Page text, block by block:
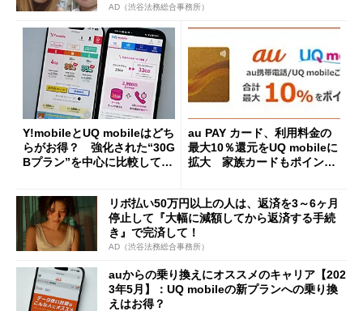
AD（渋谷法務総合事務所）
Y!mobileとUQ mobileはどち
らがお得？ 強化された“30G
Bプラン”を中心に比較してみ
au PAY カード、利用料金の
最大10％還元をUQ mobileに
拡大 家族カードもポイント
リボ払い50万円以上の人は、返済を3～6ヶ月
停止して『大幅に減額してから返済する手続
き』で完済して！
AD（渋谷法務総合事務所）
auからの乗り換えにオススメのキャリア【202
3年5月】：UQ mobileの新プランへの乗り換
えはお得？